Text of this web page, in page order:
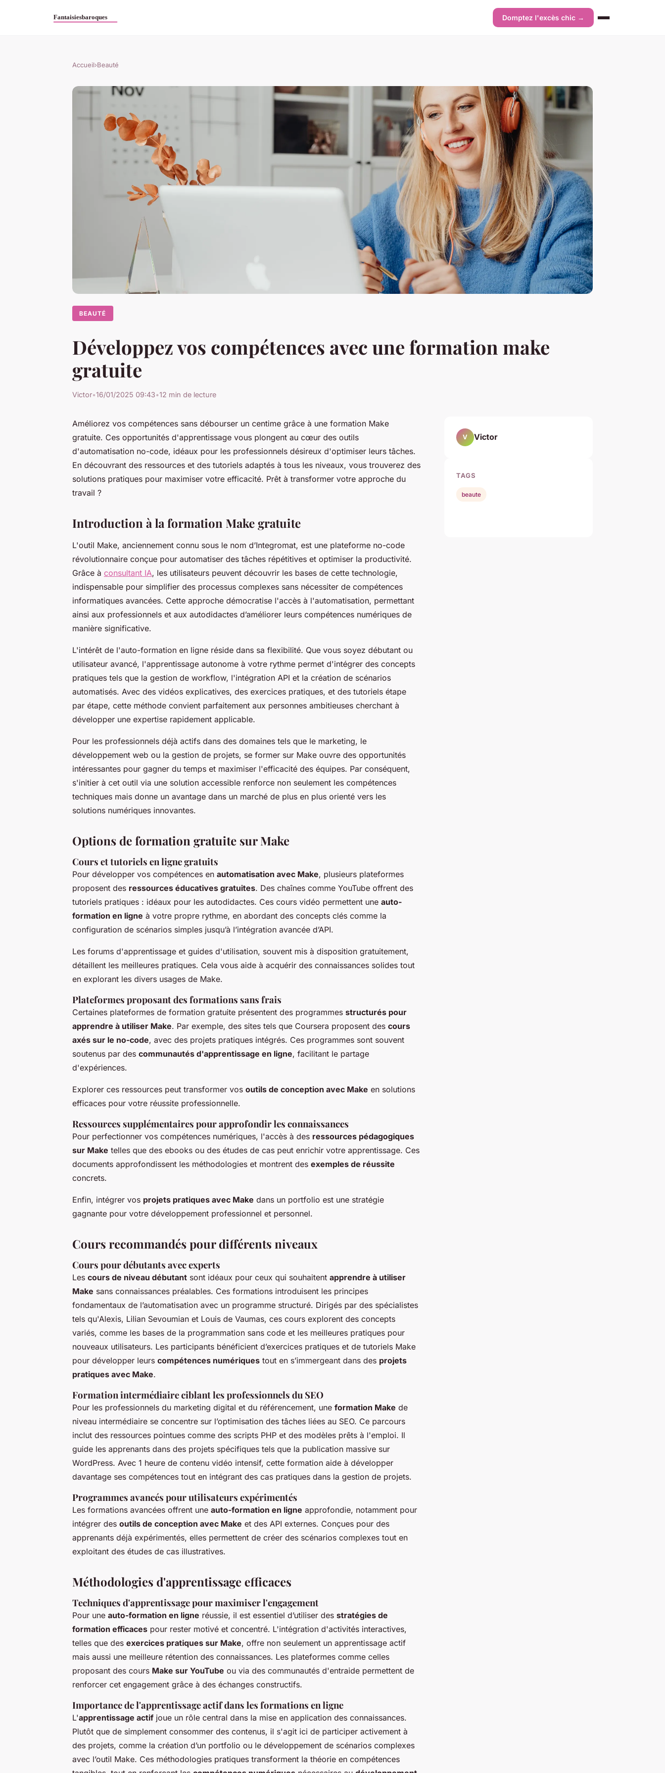
Domptez l'excès chic →
Accueil›Beauté
BEAUTÉ
Développez vos compétences avec une formation make
gratuite
Victor•16/01/2025 09:43•12 min de lecture
Améliorez vos compétences sans débourser un centime grâce à une formation Make
gratuite. Ces opportunités d'apprentissage vous plongent au cœur des outils
d'automatisation no-code, idéaux pour les professionnels désireux d'optimiser leurs tâches.
En découvrant des ressources et des tutoriels adaptés à tous les niveaux, vous trouverez des
solutions pratiques pour maximiser votre efficacité. Prêt à transformer votre approche du
travail ?
Introduction à la formation Make gratuite
L'outil Make, anciennement connu sous le nom d’Integromat, est une plateforme no-code
révolutionnaire conçue pour automatiser des tâches répétitives et optimiser la productivité.
Grâce à consultant IA, les utilisateurs peuvent découvrir les bases de cette technologie,
indispensable pour simplifier des processus complexes sans nécessiter de compétences
informatiques avancées. Cette approche démocratise l'accès à l'automatisation, permettant
ainsi aux professionnels et aux autodidactes d’améliorer leurs compétences numériques de
manière significative.
L'intérêt de l'auto-formation en ligne réside dans sa flexibilité. Que vous soyez débutant ou
utilisateur avancé, l'apprentissage autonome à votre rythme permet d'intégrer des concepts
pratiques tels que la gestion de workflow, l'intégration API et la création de scénarios
automatisés. Avec des vidéos explicatives, des exercices pratiques, et des tutoriels étape
par étape, cette méthode convient parfaitement aux personnes ambitieuses cherchant à
développer une expertise rapidement applicable.
Pour les professionnels déjà actifs dans des domaines tels que le marketing, le
développement web ou la gestion de projets, se former sur Make ouvre des opportunités
intéressantes pour gagner du temps et maximiser l'efficacité des équipes. Par conséquent,
s'initier à cet outil via une solution accessible renforce non seulement les compétences
techniques mais donne un avantage dans un marché de plus en plus orienté vers les
solutions numériques innovantes.
Options de formation gratuite sur Make
Cours et tutoriels en ligne gratuits
Pour développer vos compétences en automatisation avec Make, plusieurs plateformes
proposent des ressources éducatives gratuites. Des chaînes comme YouTube offrent des
tutoriels pratiques : idéaux pour les autodidactes. Ces cours vidéo permettent une auto-
formation en ligne à votre propre rythme, en abordant des concepts clés comme la
configuration de scénarios simples jusqu’à l’intégration avancée d’API.
Les forums d'apprentissage et guides d'utilisation, souvent mis à disposition gratuitement,
détaillent les meilleures pratiques. Cela vous aide à acquérir des connaissances solides tout
en explorant les divers usages de Make.
Plateformes proposant des formations sans frais
Certaines plateformes de formation gratuite présentent des programmes structurés pour
apprendre à utiliser Make. Par exemple, des sites tels que Coursera proposent des cours
axés sur le no-code, avec des projets pratiques intégrés. Ces programmes sont souvent
soutenus par des communautés d'apprentissage en ligne, facilitant le partage
d'expériences.
Explorer ces ressources peut transformer vos outils de conception avec Make en solutions
efficaces pour votre réussite professionnelle.
Ressources supplémentaires pour approfondir les connaissances
Pour perfectionner vos compétences numériques, l'accès à des ressources pédagogiques
sur Make telles que des ebooks ou des études de cas peut enrichir votre apprentissage. Ces
documents approfondissent les méthodologies et montrent des exemples de réussite
concrets.
Enfin, intégrer vos projets pratiques avec Make dans un portfolio est une stratégie
gagnante pour votre développement professionnel et personnel.
Cours recommandés pour différents niveaux
Cours pour débutants avec experts
Les cours de niveau débutant sont idéaux pour ceux qui souhaitent apprendre à utiliser
Make sans connaissances préalables. Ces formations introduisent les principes
fondamentaux de l’automatisation avec un programme structuré. Dirigés par des spécialistes
tels qu'Alexis, Lilian Sevoumian et Louis de Vaumas, ces cours explorent des concepts
variés, comme les bases de la programmation sans code et les meilleures pratiques pour
nouveaux utilisateurs. Les participants bénéficient d’exercices pratiques et de tutoriels Make
pour développer leurs compétences numériques tout en s’immergeant dans des projets
pratiques avec Make.
Formation intermédiaire ciblant les professionnels du SEO
Pour les professionnels du marketing digital et du référencement, une formation Make de
niveau intermédiaire se concentre sur l’optimisation des tâches liées au SEO. Ce parcours
inclut des ressources pointues comme des scripts PHP et des modèles prêts à l'emploi. Il
guide les apprenants dans des projets spécifiques tels que la publication massive sur
WordPress. Avec 1 heure de contenu vidéo intensif, cette formation aide à développer
davantage ses compétences tout en intégrant des cas pratiques dans la gestion de projets.
Programmes avancés pour utilisateurs expérimentés
Les formations avancées offrent une auto-formation en ligne approfondie, notamment pour
intégrer des outils de conception avec Make et des API externes. Conçues pour des
apprenants déjà expérimentés, elles permettent de créer des scénarios complexes tout en
exploitant des études de cas illustratives.
Méthodologies d'apprentissage efficaces
Techniques d'apprentissage pour maximiser l'engagement
Pour une auto-formation en ligne réussie, il est essentiel d’utiliser des stratégies de
formation efficaces pour rester motivé et concentré. L'intégration d'activités interactives,
telles que des exercices pratiques sur Make, offre non seulement un apprentissage actif
mais aussi une meilleure rétention des connaissances. Les plateformes comme celles
proposant des cours Make sur YouTube ou via des communautés d'entraide permettent de
renforcer cet engagement grâce à des échanges constructifs.
Importance de l'apprentissage actif dans les formations en ligne
L'apprentissage actif joue un rôle central dans la mise en application des connaissances.
Plutôt que de simplement consommer des contenus, il s'agit ici de participer activement à
des projets, comme la création d’un portfolio ou le développement de scénarios complexes
avec l’outil Make. Ces méthodologies pratiques transforment la théorie en compétences
V Victor
TAGS
beaute